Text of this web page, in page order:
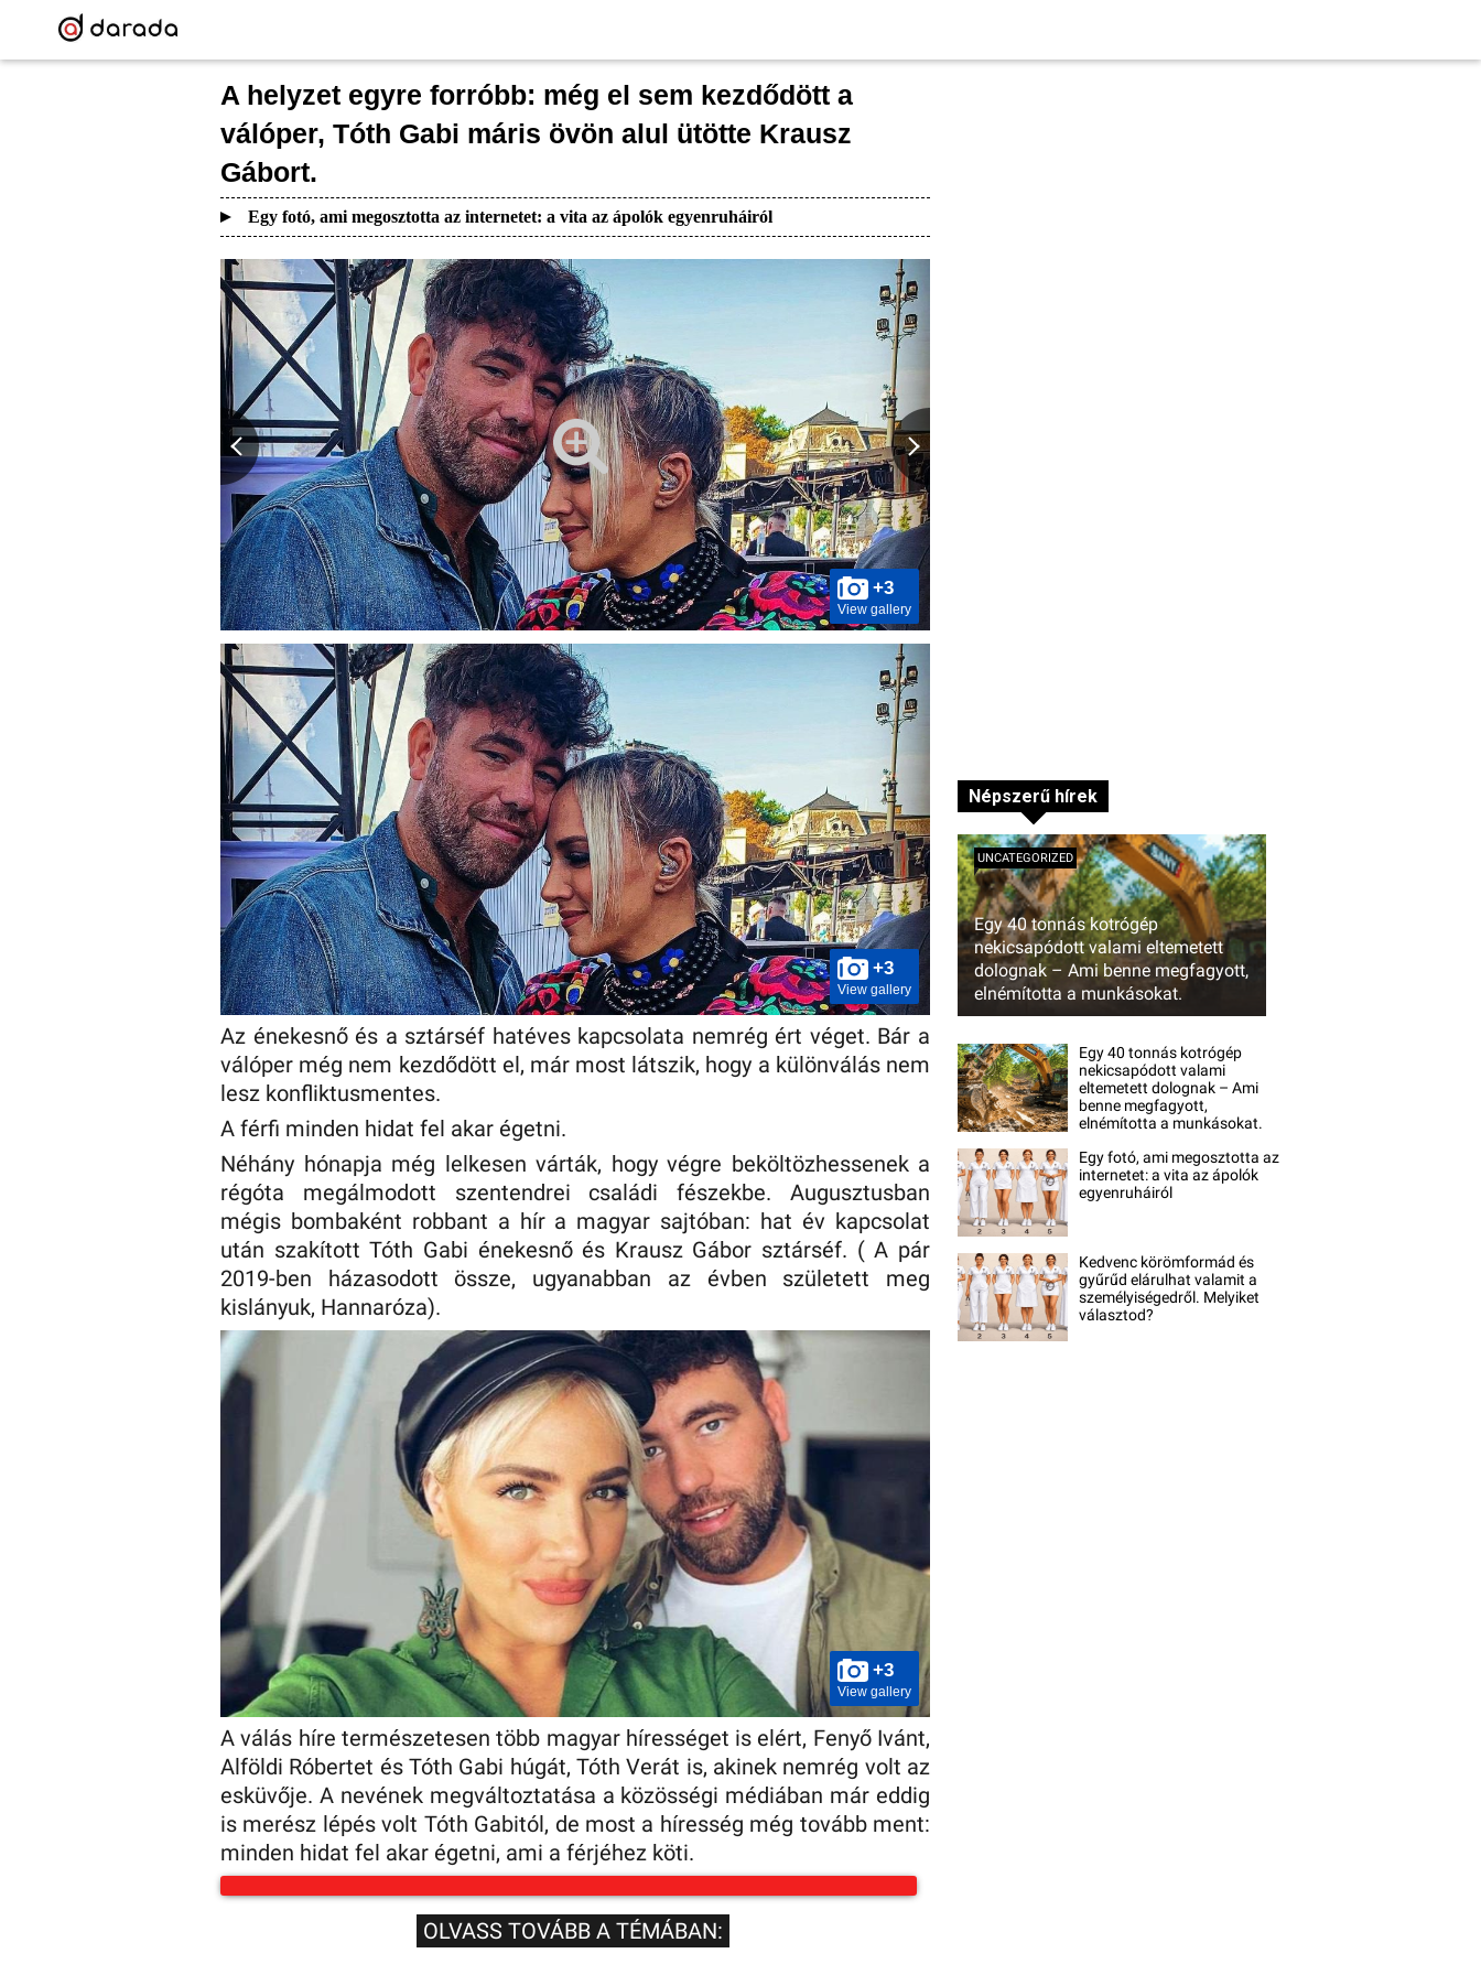
A helyzet egyre forróbb: még el sem kezdődött a
válóper, Tóth Gabi máris övön alul ütötte Krausz
Gábort.
Egy fotó, ami megosztotta az internetet: a vita az ápolók egyenruháiról
+3
View gallery
+3
View gallery
Az énekesnő és a sztárséf hatéves kapcsolata nemrég ért véget. Bár a
válóper még nem kezdődött el, már most látszik, hogy a különválás nem
lesz konfliktusmentes.
A férfi minden hidat fel akar égetni.
Néhány hónapja még lelkesen várták, hogy végre beköltözhessenek a
régóta megálmodott szentendrei családi fészekbe. Augusztusban
mégis bombaként robbant a hír a magyar sajtóban: hat év kapcsolat
után szakított Tóth Gabi énekesnő és Krausz Gábor sztárséf. ( A pár
2019-ben házasodott össze, ugyanabban az évben született meg
kislányuk, Hannaróza).
+3
View gallery
A válás híre természetesen több magyar hírességet is elért, Fenyő Ivánt,
Alföldi Róbertet és Tóth Gabi húgát, Tóth Verát is, akinek nemrég volt az
esküvője. A nevének megváltoztatása a közösségi médiában már eddig
is merész lépés volt Tóth Gabitól, de most a híresség még tovább ment:
minden hidat fel akar égetni, ami a férjéhez köti.
OLVASS TOVÁBB A TÉMÁBAN:
Népszerű hírek
Egy 40 tonnás kotrógép
nekicsapódott valami eltemetett
dolognak – Ami benne megfagyott,
elnémította a munkásokat.
UNCATEGORIZED
Egy 40 tonnás kotrógép
nekicsapódott valami
eltemetett dolognak – Ami
benne megfagyott,
elnémította a munkásokat.
Egy fotó, ami megosztotta az
internetet: a vita az ápolók
egyenruháiról
Kedvenc körömformád és
gyűrűd elárulhat valamit a
személyiségedről. Melyiket
választod?